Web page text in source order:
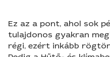
Ez az a pont, ahol sok
tulajdonos gyakran
régi, ezért inkább